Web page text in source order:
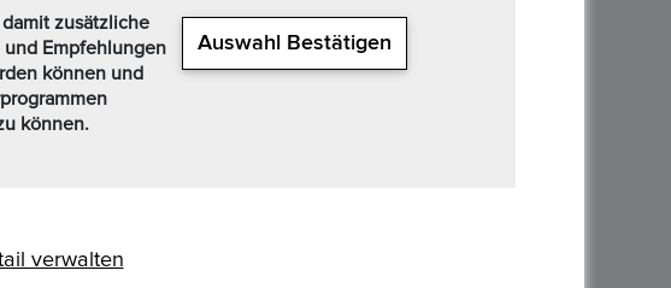
zusätzliche
und Empfehlungen
können und
können.
Auswahl Bestätigen
verwalten